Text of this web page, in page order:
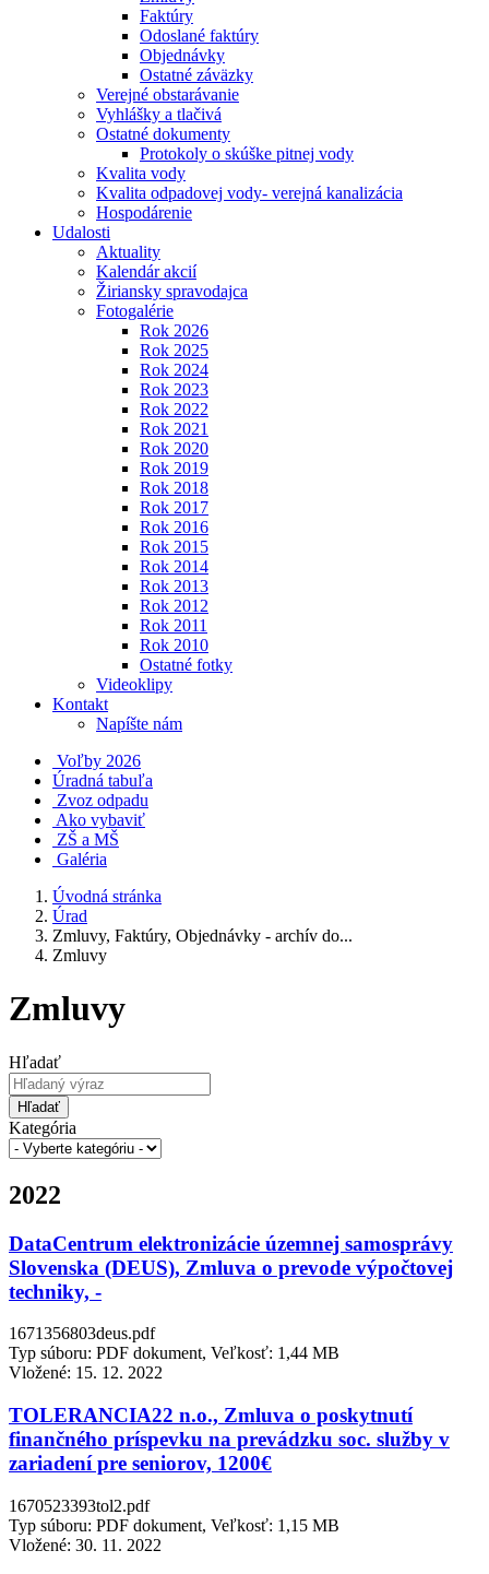
Faktúry
Odoslané faktúry
Objednávky
Ostatné záväzky
Verejné obstarávanie
Vyhlášky a tlačivá
Ostatné dokumenty
Protokoly o skúške pitnej vody
Kvalita vody
Kvalita odpadovej vody- verejná kanalizácia
Hospodárenie
Udalosti
Aktuality
Kalendár akcií
Žiriansky spravodajca
Fotogalérie
Rok 2026
Rok 2025
Rok 2024
Rok 2023
Rok 2022
Rok 2021
Rok 2020
Rok 2019
Rok 2018
Rok 2017
Rok 2016
Rok 2015
Rok 2014
Rok 2013
Rok 2012
Rok 2011
Rok 2010
Ostatné fotky
Videoklipy
Kontakt
Napíšte nám
Voľby 2026
Úradná tabuľa
Zvoz odpadu
Ako vybaviť
ZŠ a MŠ
Galéria
Úvodná stránka
Úrad
Zmluvy, Faktúry, Objednávky - archív do...
Zmluvy
Zmluvy
Hľadať
Hľadať
Kategória
2022
DataCentrum elektronizácie územnej samosprávy
Slovenska (DEUS), Zmluva o prevode výpočtovej
techniky, -
1671356803deus.pdf
Typ súboru: PDF dokument, Veľkosť: 1,44 MB
Vložené: 15. 12. 2022
TOLERANCIA22 n.o., Zmluva o poskytnutí
finančného príspevku na prevádzku soc. služby v
zariadení pre seniorov, 1200€
1670523393tol2.pdf
Typ súboru: PDF dokument, Veľkosť: 1,15 MB
Vložené: 30. 11. 2022